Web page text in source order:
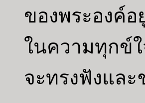
ของพระองค์อ
ในความทุกข์
จะทรงฟังและ